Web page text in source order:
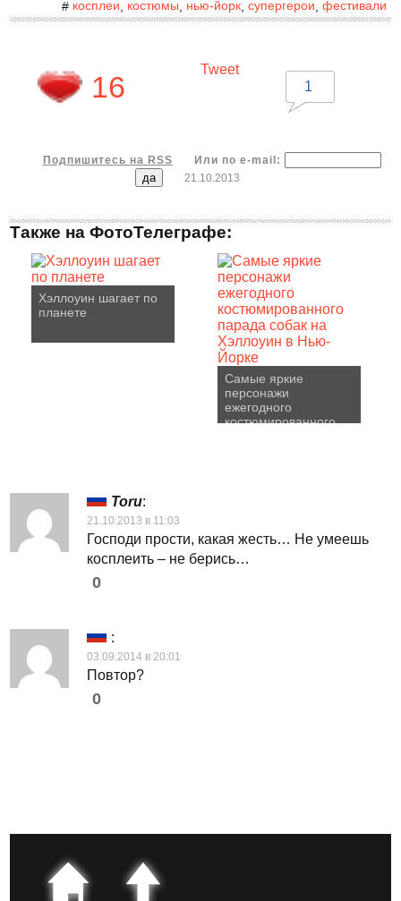
# косплеи костюмы нью-йорк, супергерои фестивали
16
Tweet
1
Подпишитесь на RSS
Или по e-mail:
21.10.2013
Также на ФотоТелеграфе:
Хэллоуин шагает по
планете
Самые яркие
персонажи
ежегодного
костюмированного
Toru:
21.10.2013 в 11:03
Господи прости, какая жесть… Не умеешь
косплеить – не берись…
0
:
03.09.2014 в 20:01
Повтор?
0